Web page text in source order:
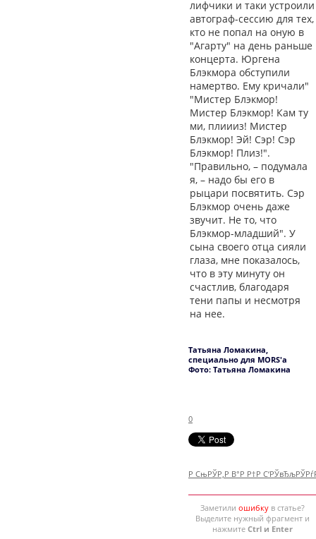
лифчики и таки устроили
автограф-сессию для тех,
кто не попал на оную в
"Агарту" на день раньше
концерта. Юргена
Блэкмора обступили
намертво. Ему кричали"
"Мистер Блэкмор!
Мистер Блэкмор! Кам ту
ми, плиииз! Мистер
Блэкмор! Эй! Сэр! Сэр
Блэкмор! Плиз!".
"Правильно, – подумала
я, – надо бы его в
рыцари посвятить. Сэр
Блэкмор очень даже
звучит. Не то, что
Блэкмор-младший". У
сына своего отца сияли
глаза, мне показалось,
что в эту минуту он
счастлив, благодаря
тени папы и несмотря
на нее.
Татьяна Ломакина,
специально для MORS'а
Фото: Татьяна Ломакина
0
Р СњРЎР‚Р В°Р Р†Р
Заметили ошибкув статье?
Выделите нужный фрагмент и
нажмите Ctrl и Enter